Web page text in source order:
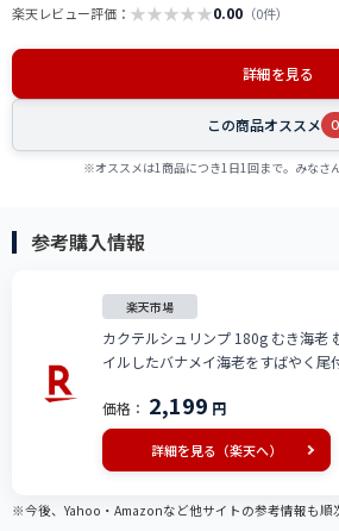
楽天レビュー評価： ★★★★★0.00 （0件）
詳細を見る
この商品オススメ 0
※オススメは1商品につき1日1回まで。みなさ
参考購入情報
楽天市場
カクテルシュリンプ 180g むき海老
イルしたバナメイ海老をすばやく尾
価格： 2,199 円
詳細を見る（楽天へ）
※今後、Yahoo・Amazonなど他サイトの参考情報も順